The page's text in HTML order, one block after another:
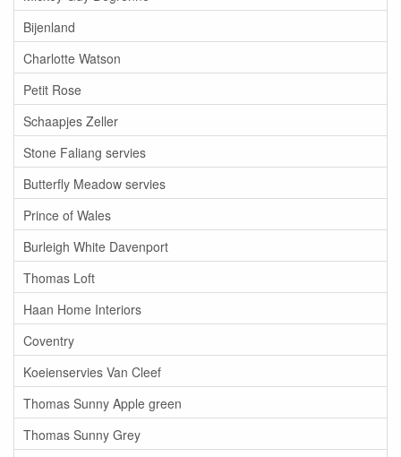
Bijenland
Charlotte Watson
Petit Rose
Schaapjes Zeller
Stone Faliang servies
Butterfly Meadow servies
Prince of Wales
Burleigh White Davenport
Thomas Loft
Haan Home Interiors
Coventry
Koeienservies Van Cleef
Thomas Sunny Apple green
Thomas Sunny Grey